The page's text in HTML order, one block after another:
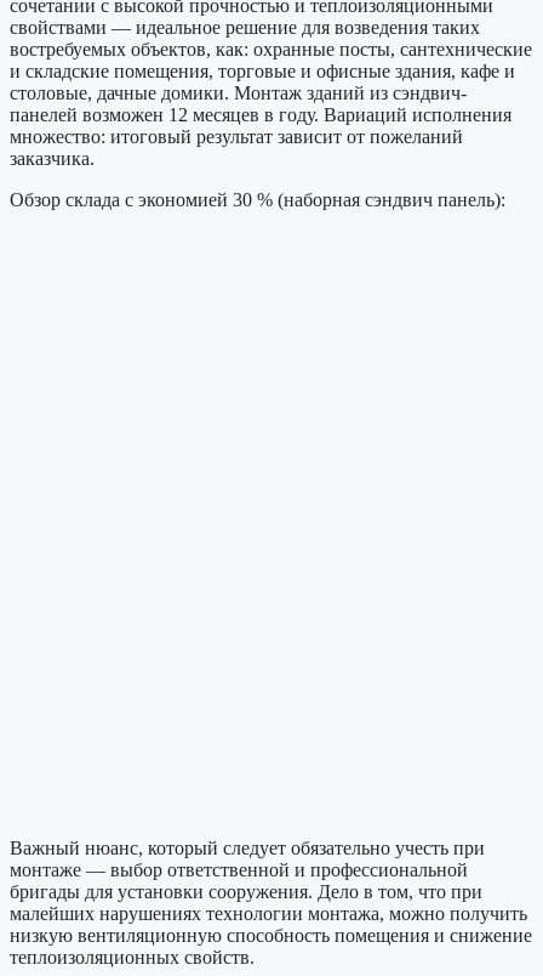
сочетании с высокой прочностью и теплоизоляционными
свойствами — идеальное решение для возведения таких
востребуемых объектов, как: охранные посты, сантехнические
и складские помещения, торговые и офисные здания, кафе и
столовые, дачные домики. Монтаж зданий из сэндвич-
панелей возможен 12 месяцев в году. Вариаций исполнения
множество: итоговый результат зависит от пожеланий
заказчика.
Обзор склада с экономией 30 % (наборная сэндвич панель):
Важный нюанс, который следует обязательно учесть при
монтаже — выбор ответственной и профессиональной
бригады для установки сооружения. Дело в том, что при
малейших нарушениях технологии монтажа, можно получить
низкую вентиляционную способность помещения и снижение
теплоизоляционных свойств.